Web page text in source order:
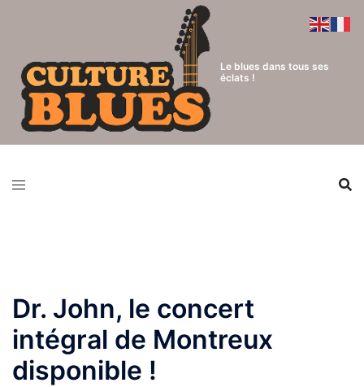
Le blues dans tous ses
éclats !
Dr. John, le concert
intégral de Montreux
disponible !